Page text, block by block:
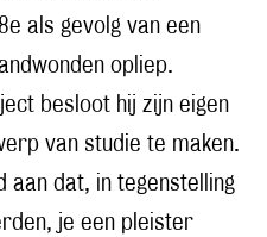
als gevolg van een
opliep.
besloot hij zijn eigen
van studie te maken.
aan dat, in tegenstelling
je een pleister